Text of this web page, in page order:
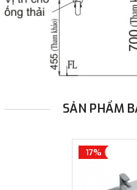
SẢN PHẨM
17%